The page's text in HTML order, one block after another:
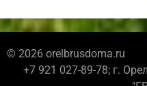
© 2026 orelbrusdoma.ru
+7 921 027-89-78; г.